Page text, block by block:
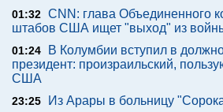
01:32 CNN: глава Объединенного
штабов США ищет "выход" из
01:24
В Колумбии вступил в
президент: произраильский,
США
23:25
Из Арары в больницу